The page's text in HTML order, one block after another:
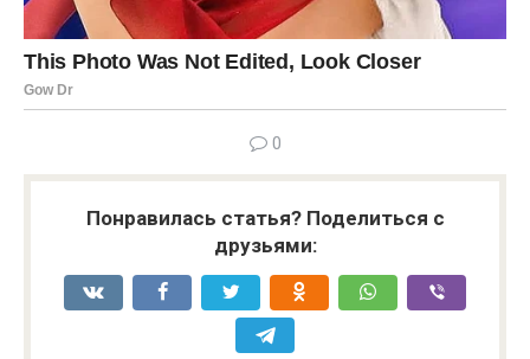
0
Понравилась статья? Поделиться с
друзьями: